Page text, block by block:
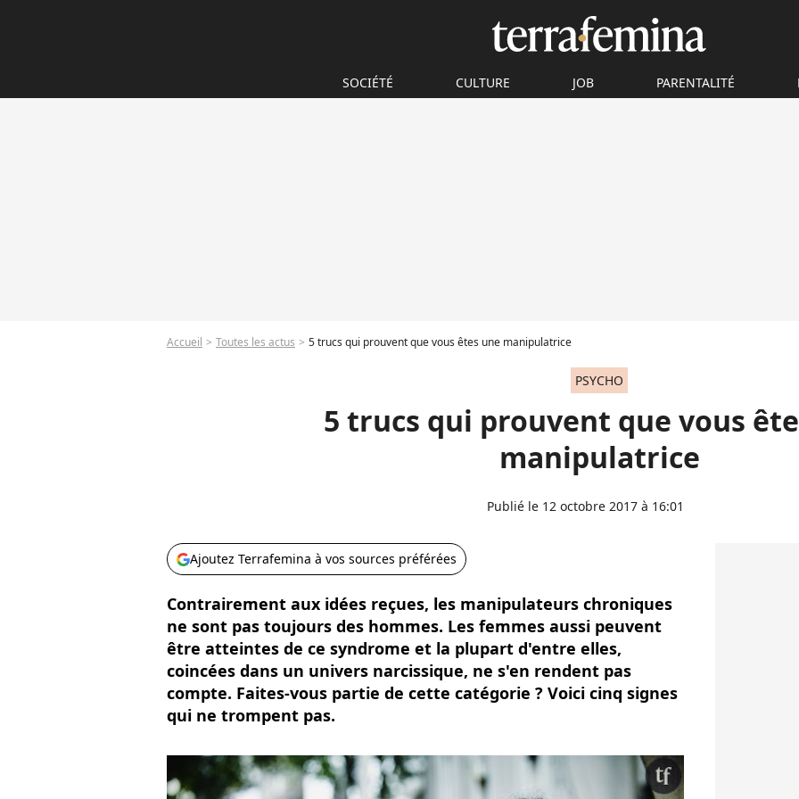
SOCIÉTÉ CULTURE JOB PARENTALITÉ
Accueil Toutes les actus 5 trucs qui prouvent que vous êtes une manipulatrice
PSYCHO
5 trucs qui prouvent que vous
manipulatrice
Publié le 12 octobre 2017 à 16:01
Ajoutez Terrafemina à vos sources préférées
Contrairement aux idées reçues, les manipulateurs chroniques
ne sont pas toujours des hommes. Les femmes aussi peuvent
être atteintes de ce syndrome et la plupart d'entre elles,
coincées dans un univers narcissique, ne s'en rendent pas
compte. Faites-vous partie de cette catégorie ? Voici cinq signes
qui ne trompent pas.